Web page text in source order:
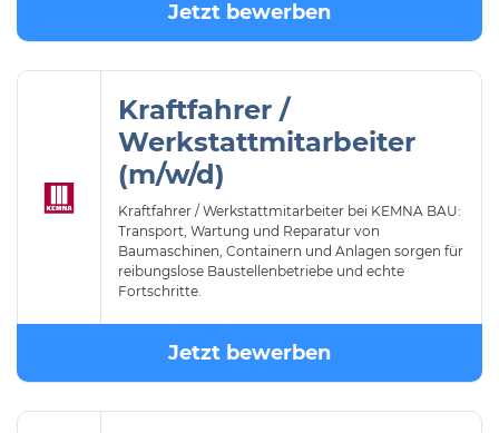
Jetzt bewerben
Kraftfahrer /
Werkstattmitarbeiter
(m/w/d)
Kraftfahrer / Werkstattmitarbeiter bei KEMNA BAU:
Transport, Wartung und Reparatur von
Baumaschinen, Containern und Anlagen sorgen für
reibungslose Baustellenbetriebe und echte
Fortschritte.
Jetzt bewerben